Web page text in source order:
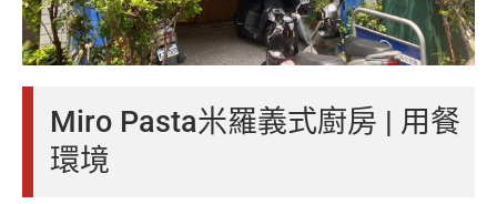
Miro Pasta米羅義式廚房 | 用餐
環境